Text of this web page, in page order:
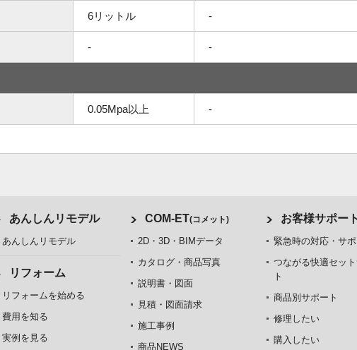
6リットル -
- -
0.05Mpa以上 -
あんしんリモデル
あんしんリモデル
リフォーム
リフォームを始める
費用を知る
実例を見る
COM-ET(コメット)
2D・3D・BIMデータ
カタログ・商品写真
説明書・図面
見積・図面請求
施工事例
商品NEWS
お客様サポー
緊急時の対応・サ
つながる快適セッ
ト
商品別サポート
修理したい
購入したい